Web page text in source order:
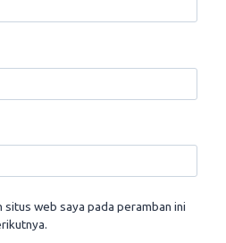
situs web saya pada peramban ini